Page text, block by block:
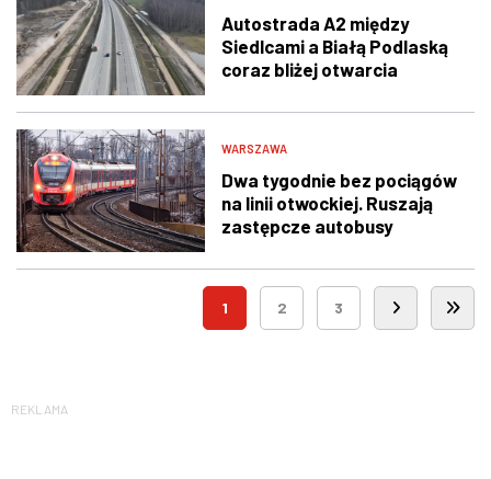
Autostrada A2 między
Siedlcami a Białą Podlaską
coraz bliżej otwarcia
WARSZAWA
Dwa tygodnie bez pociągów
na linii otwockiej. Ruszają
zastępcze autobusy
1 2 3
REKLAMA